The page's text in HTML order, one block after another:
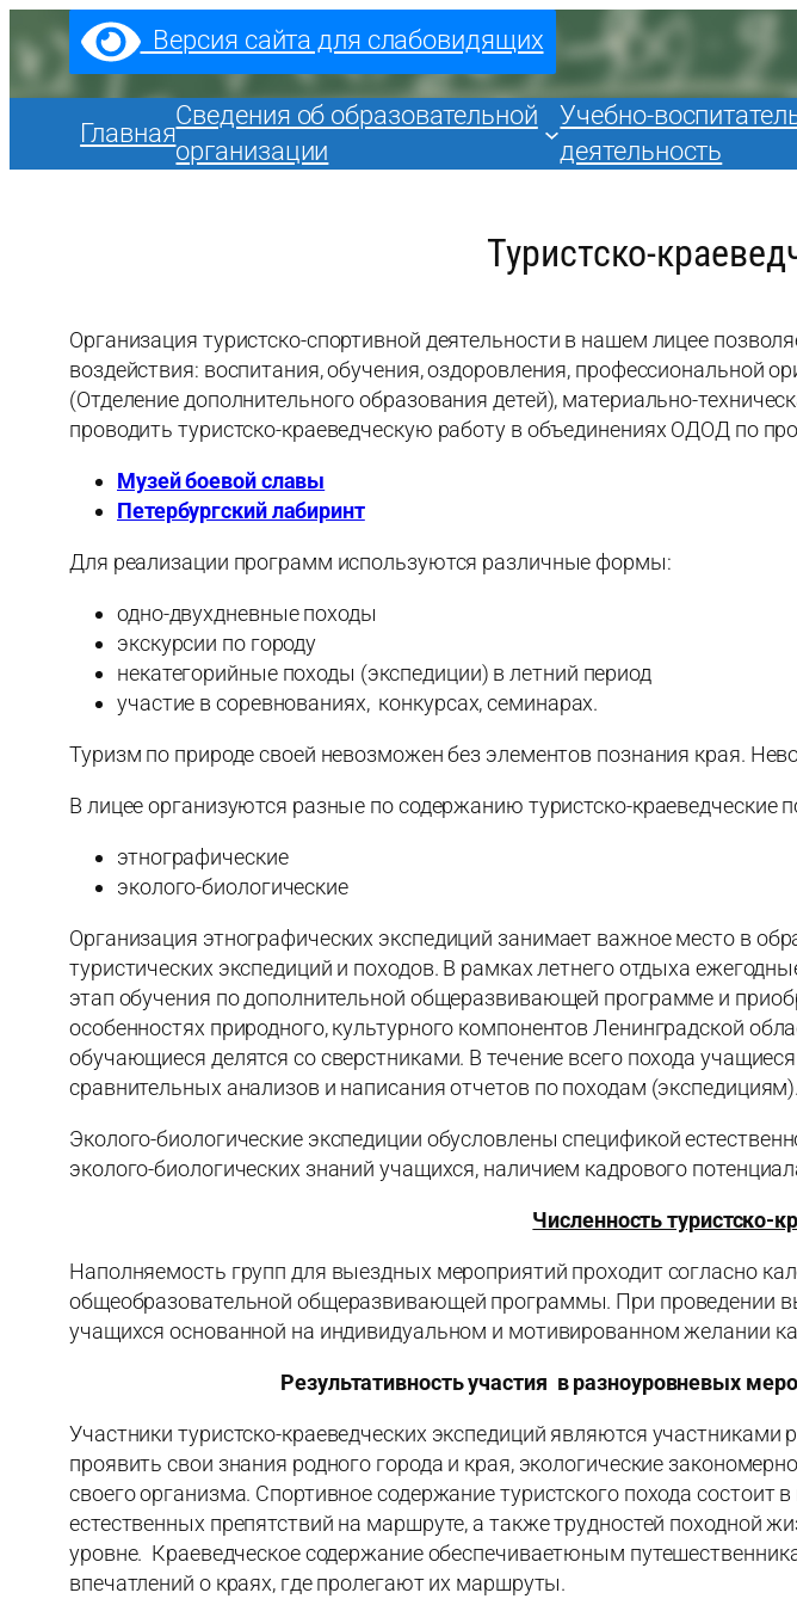
Перейти
содержимому
Версия сайта для слабовидящих
Главная
Сведения об образовательной
организации
Учебно-
деятельность
Туристско-
Организация туристско-спортивной деятельности в нашем лицее
воздействия: воспитания, обучения, оздоровления, профессиональной
(Отделение дополнительного образования детей), материально-
проводить туристско-краеведческую работу в объединениях ОДОД по
Музей боевой славы
Петербургский лабиринт
Для реализации программ используются различные формы:
одно-двухдневные походы
экскурсии по городу
некатегорийные походы (экспедиции) в летний период
участие в соревнованиях, конкурсах, семинарах.
Туризм по природе своей невозможен без элементов познания края.
В лицее организуются разные по содержанию туристско-краеведческие
этнографические
эколого-биологические
Организация этнографических экспедиций занимает важное место в
туристических экспедиций и походов. В рамках летнего отдыха
этап обучения по дополнительной общеразвивающей программе и
особенностях природного, культурного компонентов Ленинградской
обучающиеся делятся со сверстниками. В течение всего похода
сравнительных анализов и написания отчетов по походам (экспедициям).
Эколого-биологические экспедиции обусловлены спецификой
эколого-биологических знаний учащихся, наличием кадрового
Численность туристско-
Наполняемость групп для выездных мероприятий проходит согласно
общеобразовательной общеразвивающей программы. При проведении
учащихся основанной на индивидуальном и мотивированном желании
Результативность участия в разноуровневых
Участники туристско-краеведческих экспедиций являются
проявить свои знания родного города и края, экологические
своего организма. Спортивное содержание туристского похода
естественных препятствий на маршруте, а также трудностей
уровне. Краеведческое содержание обеспечиваетюным
впечатлений о краях, где пролегают их маршруты.